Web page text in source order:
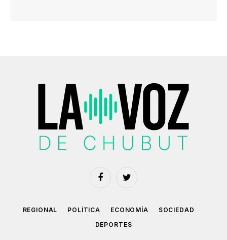
FacebookTwitter
REGIONAL POLÍTICA ECONOMÍA
SOCIEDAD
DEPORTES